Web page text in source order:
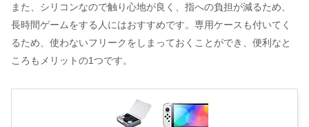
また、シリコンなので触り心地が良く、指への負担が減るため、
長時間ゲームをする人にはおすすめです。専用ケースも付いてく
るため、使わないフリークをしまっておくことができ、便利なと
ころもメリットの1つです。